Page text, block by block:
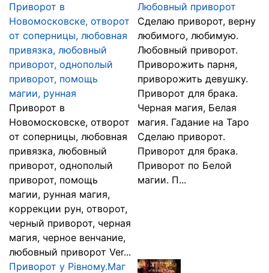
Приворот в
Новомосковске, отворот
от соперницы, любовная
привязка, любовный
приворот, однополый
приворот, помощь
магии, рунная
Приворот в
Новомосковске, отворот
от соперницы, любовная
привязка, любовный
приворот, однополый
приворот, помощь
магии, рунная магия,
коррекции рун, отворот,
черный приворот, черная
магия, черное венчание,
любовный приворот Ver...
Любовный приворот
Сделаю приворот, верну
любимого, любимую.
Любовный приворот.
Приворожить парня,
приворожить девушку.
Приворот для брака.
Черная магия, Белая
магия. Гадание на Таро
Сделаю приворот.
Приворот для брака.
Приворот по Белой
магии. П...
Приворот у Рівному.Маг